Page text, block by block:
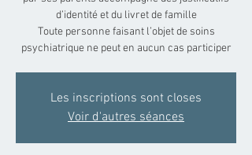
d’identité et du livret de famille
Toute personne faisant l’objet de soins
Les inscriptions sont closes
Voir d'autres séances